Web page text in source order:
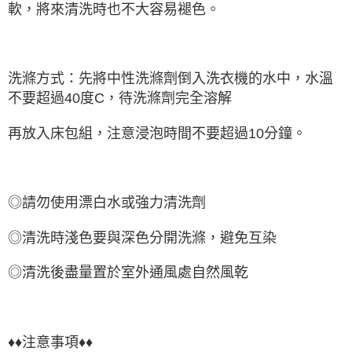
軟，將來清洗時也不大容易褪色。
洗滌方式：先將中性洗滌劑倒入洗衣機的水中，水溫
不要超過40度C，待洗滌劑完全溶解
再放入床包組，注意浸泡時間不要超過10分鐘。
◎請勿使用漂白水或強力清洗劑
◎清洗時淺色要與深色分開洗滌，避免互染
◎清洗後盡量置於室外通風處自然風乾
♦♦注意事項♦♦